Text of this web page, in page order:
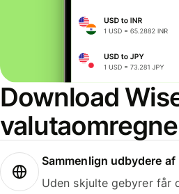
Download
Sammenlign udbydere
Uden skjulte gebyrer får